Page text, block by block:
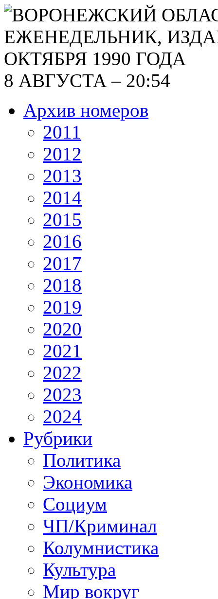
8 АВГУСТА – 20:54
Архив номеров
2011
2012
2013
2014
2015
2016
2017
2018
2019
2020
2021
2022
2023
2024
Рубрики
Политика
Экономика
Социум
ЧП/Криминал
Колумнистика
Культура
Мир вокруг